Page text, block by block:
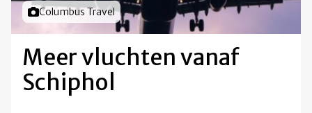
Foto door
Columbus Travel
Meer vluchten vanaf
Schiphol